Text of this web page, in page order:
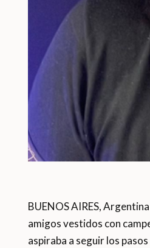
BUENOS AIRES,
amigos vestidos con
aspiraba a seguir los